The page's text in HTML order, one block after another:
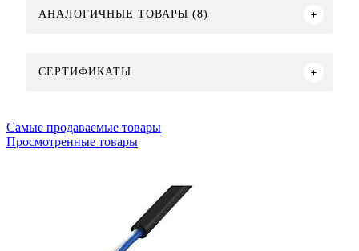
АНАЛОГИЧНЫЕ ТОВАРЫ (8)
СЕРТИФИКАТЫ
Самые продаваемые товары
Просмотренные товары